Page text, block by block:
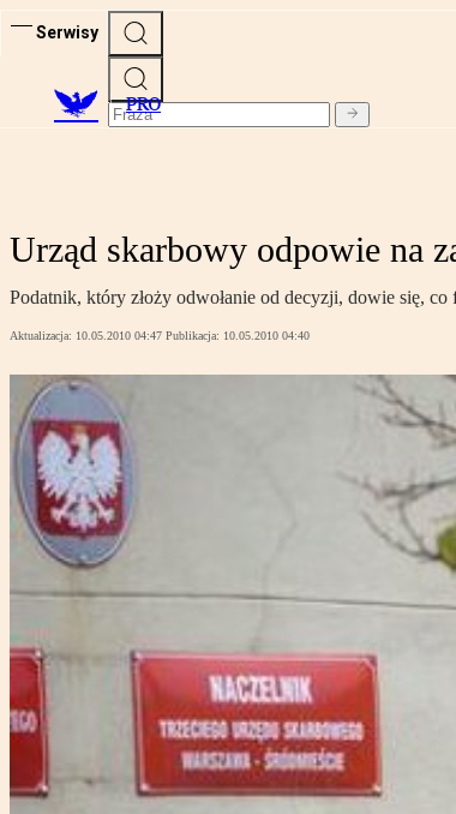
Serwisy
PRO
Urząd skarbowy odpowie na
Podatnik, który złoży odwołanie od decyzji, dowie się, co
Aktualizacja: 10.05.2010 04:47 Publikacja: 10.05.2010 04:40